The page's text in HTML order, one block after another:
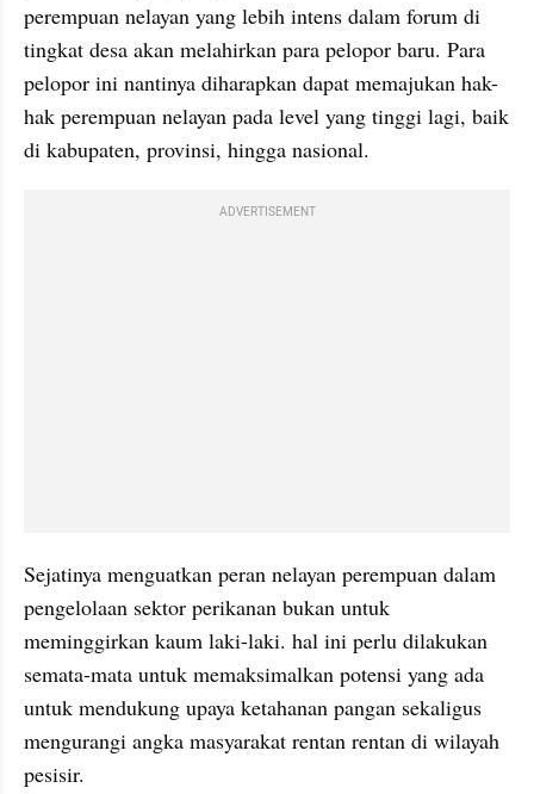
perempuan nelayan yang lebih intens dalam forum di
tingkat desa akan melahirkan para pelopor baru. Para
pelopor ini nantinya diharapkan dapat memajukan hak-
hak perempuan nelayan pada level yang tinggi lagi, baik
di kabupaten, provinsi, hingga nasional.
ADVERTISEMENT
Sejatinya menguatkan peran nelayan perempuan dalam
pengelolaan sektor perikanan bukan untuk
meminggirkan kaum laki-laki. hal ini perlu dilakukan
semata-mata untuk memaksimalkan potensi yang ada
untuk mendukung upaya ketahanan pangan sekaligus
mengurangi angka masyarakat rentan rentan di wilayah
pesisir.